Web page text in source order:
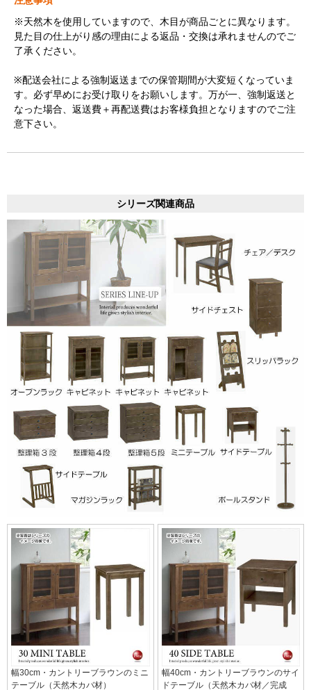
※天然木を使用していますので、木目が商品ごとに異なります。
見た目の仕上がり感の理由による返品・交換は承れませんのでご
了承ください。
※配送会社による強制返送までの保管期間が大変短くなっていま
す。必ず早めにお受け取りをお願いします。万が一、強制返送と
なった場合、返送費＋再配送費はお客様負担となりますのでご注
意下さい。
シリーズ関連商品
幅30cm・カントリーブラウンのミニ
テーブル（天然木カバ材）
幅40cm・カントリーブラウンのサイ
ドテーブル（天然木カバ材／完成